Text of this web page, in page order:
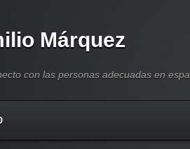
Márquez
con las personas adecuadas en